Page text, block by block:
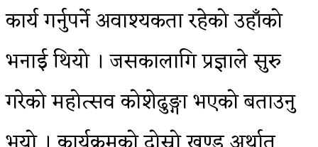
कार्य गर्नुपर्ने अवाश्यकता रहेको उहाँको
भनाई थियो । जसकालागि प्रज्ञाले सुरु
गरेको महोत्सव कोशेढुङ्गा भएको बताउनु